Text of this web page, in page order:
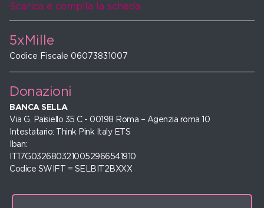
Scarica e compila la scheda
5xMille
Codice Fiscale 06073831007
Donazioni
BANCA SELLA
Via G. Paisiello 35 C - 00198 Roma – Agenzia roma 10
Intestatario: Think Pink Italy ETS
Iban:
IT17G0326803210052966541910
Codice SWIFT = SELBIT2BXXX